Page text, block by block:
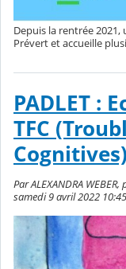
Depuis la rentrée 2021,
Prévert et accueille
PADLET :
TFC
Par ALEXANDRA
samedi 9 avril 2022 10:45